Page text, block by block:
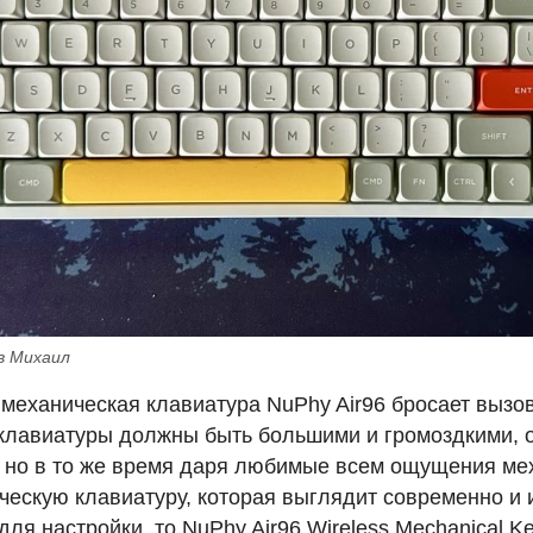
Михаил
клавиатура NuPhy Air96 бросает
должны быть большими и громоздкими,
но в то же время даря любимые всем ощущения
клавиатуру, которая выглядит современно и
настройки, то NuPhy Air96 Wireless Mechanical